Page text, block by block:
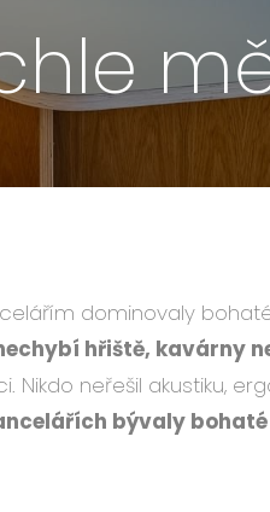
dominovaly
hřiště, kavárny
neřešil akustiku,
bývaly